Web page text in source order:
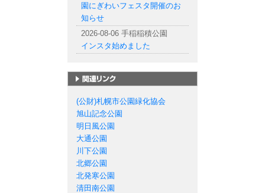
園にぎわいフェスタ開催のお
知らせ
2026-08-06 手稲稲積公園
インスタ始めました
(公財)札幌市公園緑化協会
旭山記念公園
明日風公園
大通公園
川下公園
北郷公園
北発寒公園
清田南公園